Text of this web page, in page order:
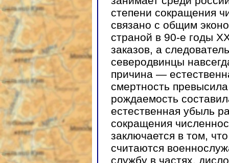
степени сокращения
связано с общим
страной в 90-е годы
заказов, а
северодвинцы
причина —
смертность
рождаемость
естественная убыль
сокращения
заключается в том,
считаются
службу в частях,